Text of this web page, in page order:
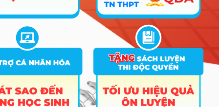
Danh sách các ngành tuyển sinh theo tổ
hợp X56
Nhóm Kỹ thuật, Công nghiệp & Xây
dựng
44 ngành | Xem chi tiết
Nhóm Khoa học & Công nghệ
thông tin
18 ngành |Xem chi tiết